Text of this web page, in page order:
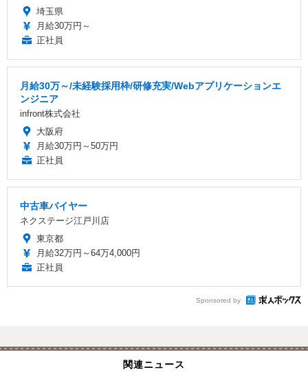
埼玉県
月給30万円～
正社員
月給30万～/未経験採用枠/研修充実/Webアプリケーションエ
ンジニア
infront株式会社
大阪府
月給30万円～50万円
正社員
中古車バイヤー
ネクステージ江戸川店
東京都
月給32万円～64万4,000円
正社員
Sponsored by
関連ニュース